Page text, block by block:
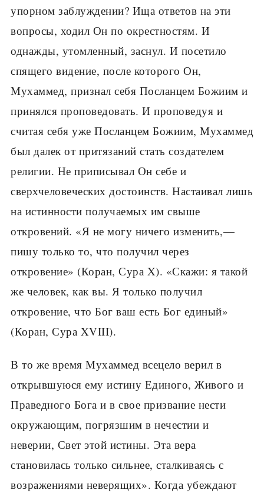
упорном заблуждении? Ища ответов на эти
вопросы, ходил Он по окрестностям. И
однажды, утомленный, заснул. И посетило
спящего видение, после которого Он,
Мухаммед, признал себя Посланцем Божиим и
принялся проповедовать. И проповедуя и
считая себя уже Посланцем Божиим, Мухаммед
был далек от притязаний стать создателем
религии. Не приписывал Он себе и
сверхчеловеческих достоинств. Настаивал лишь
на истинности получаемых им свыше
откровений. «Я не могу ничего изменить,—
пишу только то, что получил через
откровение» (Коран, Сура X). «Скажи: я такой
же человек, как вы. Я только получил
откровение, что Бог ваш есть Бог единый»
(Коран, Сура XVIII).
В то же время Мухаммед всецело верил в
открывшуюся ему истину Единого, Живого и
Праведного Бога и в свое призвание нести
окружающим, погрязшим в нечестии и
неверии, Свет этой истины. Эта вера
становилась только сильнее, сталкиваясь с
возражениями неверящих». Когда убеждают